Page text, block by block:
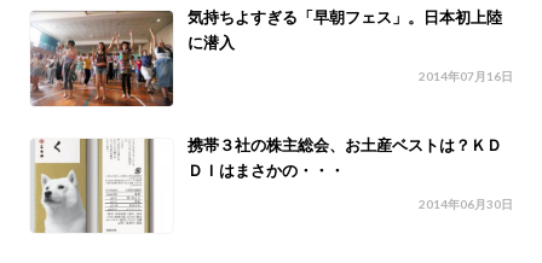
気持ちよすぎる「早朝フェス」。日本初上陸
に潜入
2014年07月16日
携帯３社の株主総会、お土産ベストは？ＫＤ
ＤＩはまさかの・・・
2014年06月30日